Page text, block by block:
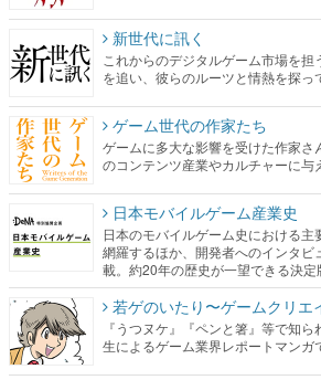
新世代に訊く
これからのデジタルゲーム市場を
を追い、彼らのルーツと情熱を探っ
ゲーム世代の作家たち
ゲームに多大な影響を受けた作家さ
のコンテンツ産業やカルチャーに与
日本モバイルゲーム産業史
日本のモバイルゲーム史における
網羅するほか、開発者へのインタビ
載。約20年の歴史が一望できる決定
若ゲのいたり〜ゲームクリエ
『うつヌケ』『ペンと箸』等で知
生によるゲーム業界レポートマンガ